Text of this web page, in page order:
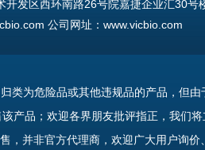
开发区西环南路26号院嘉捷企业汇30号
公司网址：www.vicbio.com
类为危险品或其他违规品的产品，但
产品；欢迎各界朋友批评指正，我们
，并非官方代理商，欢迎广大用户询